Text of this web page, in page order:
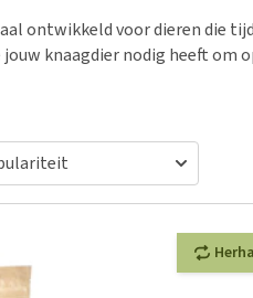
en drinkbakken
alles
Puppy
en dementie
ontwikkeld voor dieren die
knaagdier nodig heeft